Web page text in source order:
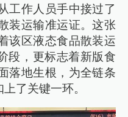
工作人员手中接过了
装运输准运证。这张
该区液态食品散装运
段，更标志着新版食
落地生根，为全链条
了关键一环。